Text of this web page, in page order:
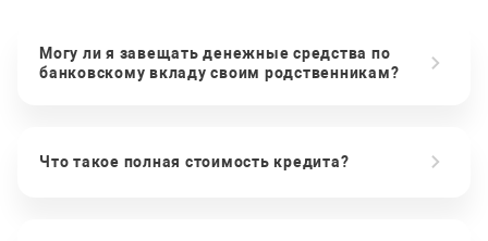
Могу ли я завещать денежные средства по
банковскому вкладу своим родственникам?
Что такое полная стоимость кредита?